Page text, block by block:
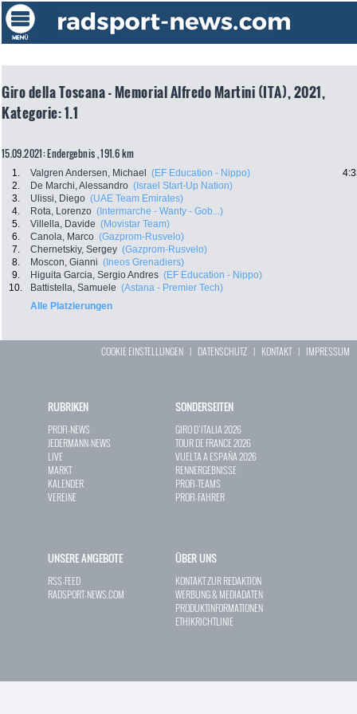
Giro della Toscana - Memorial Alfredo Martini (ITA), 2021,
Kategorie: 1.1
15.09.2021: Endergebnis , 191.6 km
1. Valgren Andersen, Michael (EF Education - Nippo)
2.
De Marchi, Alessandro (Israel Start-Up Nation)
3.
Ulissi, Diego (UAE Team Emirates)
4.
Rota, Lorenzo (Intermarche - Wanty - Gob...)
5.
Villella, Davide (Movistar Team)
6.
Canola, Marco (Gazprom-Rusvelo)
7.
Chernetskiy, Sergey (Gazprom-Rusvelo)
8.
Moscon, Gianni (Ineos Grenadiers)
9.
Higuita Garcia, Sergio Andres (EF Education - Nippo)
10.
Battistella, Samuele (Astana - Premier Tech)
Alle Platzierungen
COOKIE EINSTELLUNGEN | DATENSCHUTZ | KONTAKT| IMPRESSUM
RUBRIKEN
PROFI-NEWS
JEDERMANN-NEWS
LIVE
MARKT
KALENDER
VEREINE
SONDERSEITEN
GIRO D`ITALIA 2026
TOUR DE FRANCE 2026
VUELTA A ESPAÑA 2026
RENNERGEBNISSE
PROFI-TEAMS
PROFI-FAHRER
UNSERE ANGEBOTE
RSS-FEED
RADSPORT-NEWS.COM
ÜBER UNS
KONTAKT ZUR REDAKTION
WERBUNG & MEDIADATEN
PRODUKTINFORMATIONEN
ETHIKRICHTLINIE